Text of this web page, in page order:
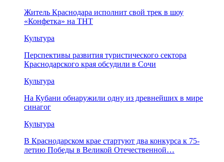
Житель Краснодара исполнит свой трек в шоу
«Конфетка» на ТНТ
Культура
Перспективы развития туристического сектора
Краснодарского края обсудили в Сочи
Культура
На Кубани обнаружили одну из древнейших в мире
синагог
Культура
В Краснодарском крае стартуют два конкурса к 75-
летию Победы в Великой Отечественной…